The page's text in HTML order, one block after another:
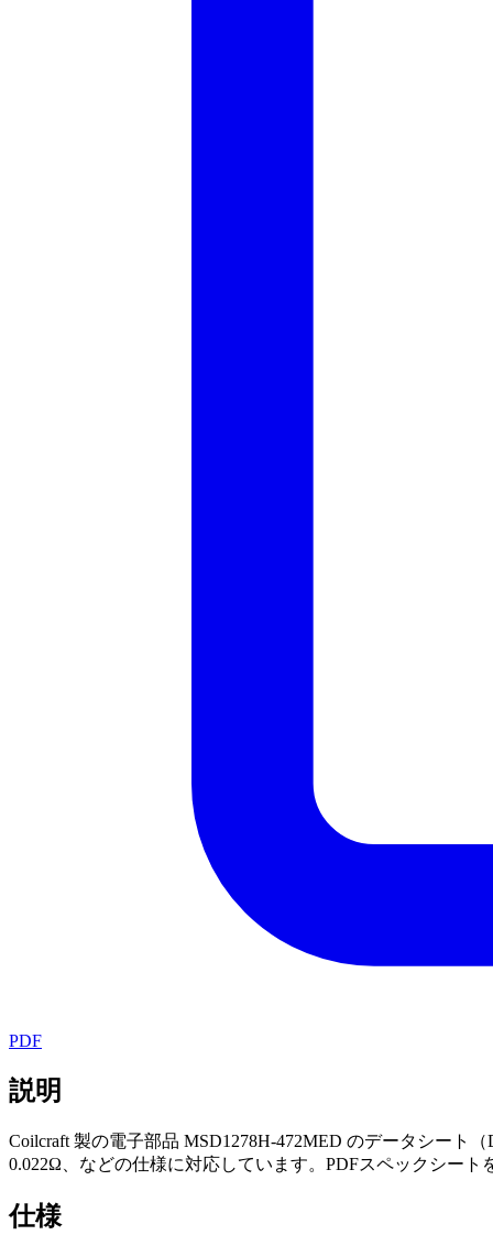
PDF
説明
Coilcraft 製の電子部品 MSD1278H-472MED のデータシート
0.022Ω、などの仕様に対応しています。PDFスペックシー
仕様